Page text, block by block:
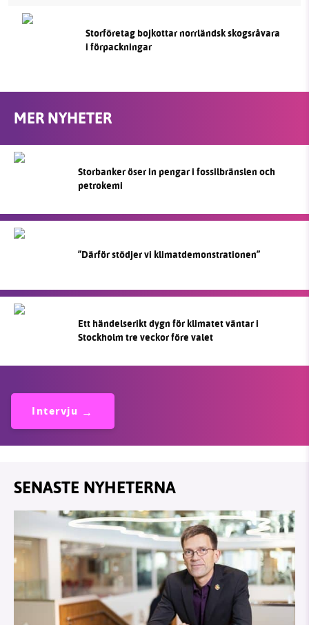
Storföretag bojkottar norrländsk skogsråvara
i förpackningar
MER NYHETER
Storbanker öser in pengar i fossilbränslen och
petrokemi
”Därför stödjer vi klimatdemonstrationen”
Ett händelserikt dygn för klimatet väntar i
Stockholm tre veckor före valet
Intervju
SENASTE NYHETERNA